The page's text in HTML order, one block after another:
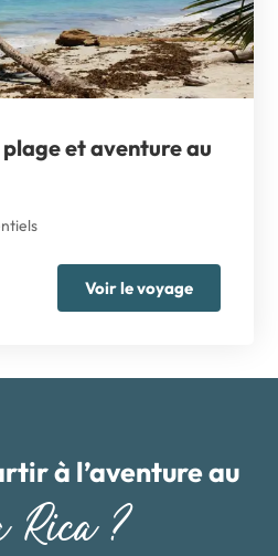
plage et aventure au
Voir le voyage
à l’aventure au
Rica ?